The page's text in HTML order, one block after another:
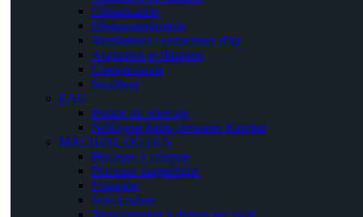
Climatisation
Déshumidification
Ventilateurs / extracteurs d'air
Aspiration et filtration
Compresseurs
Souffleur
EAU
Pompe de relevage
Nettoyeur haute pression/ Karcher
MACHINE OUTILS
Perceuse à colonne
Perceuse magnétique
Fraiseuse
Scie à ruban